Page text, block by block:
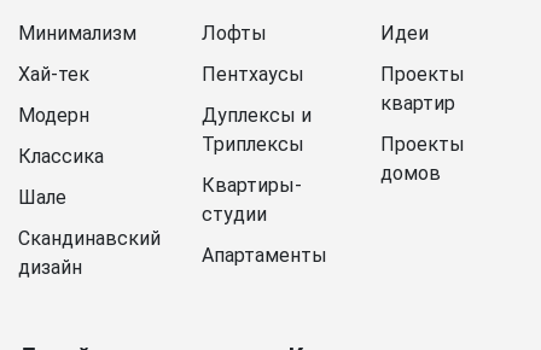
Минимализм
Хай-тек
Модерн
Классика
Шале
Скандинавский
дизайн
Лофты
Пентхаусы
Дуплексы и
Триплексы
Квартиры-
студии
Апартаменты
Идеи
Проекты
квартир
Проекты
домов